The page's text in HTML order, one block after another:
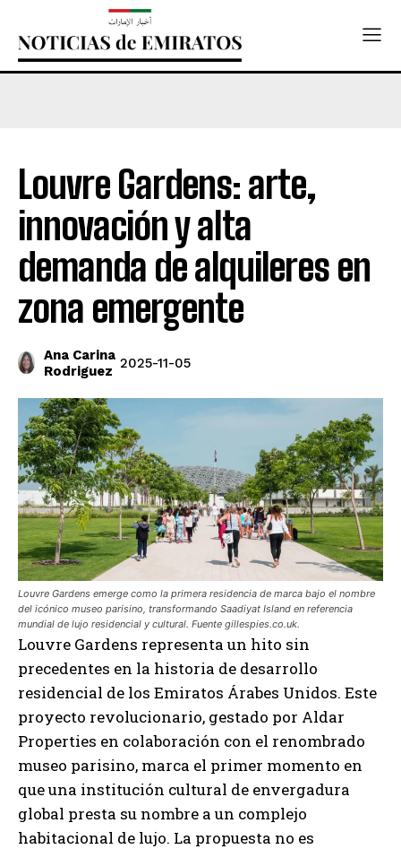
Louvre Gardens: arte,
innovación y alta
demanda de alquileres en
zona emergente
Ana Carina
Rodriguez 2025-11-05
Louvre Gardens emerge como la primera residencia de marca bajo el nombre
del icónico museo parisino, transformando Saadiyat Island en referencia
mundial de lujo residencial y cultural. Fuente gillespies.co.uk.
Louvre Gardens representa un hito sin
precedentes en la historia de desarrollo
residencial de los Emiratos Árabes Unidos. Este
proyecto revolucionario, gestado por Aldar
Properties en colaboración con el renombrado
museo parisino, marca el primer momento en
que una institución cultural de envergadura
global presta su nombre a un complejo
habitacional de lujo. La propuesta no es